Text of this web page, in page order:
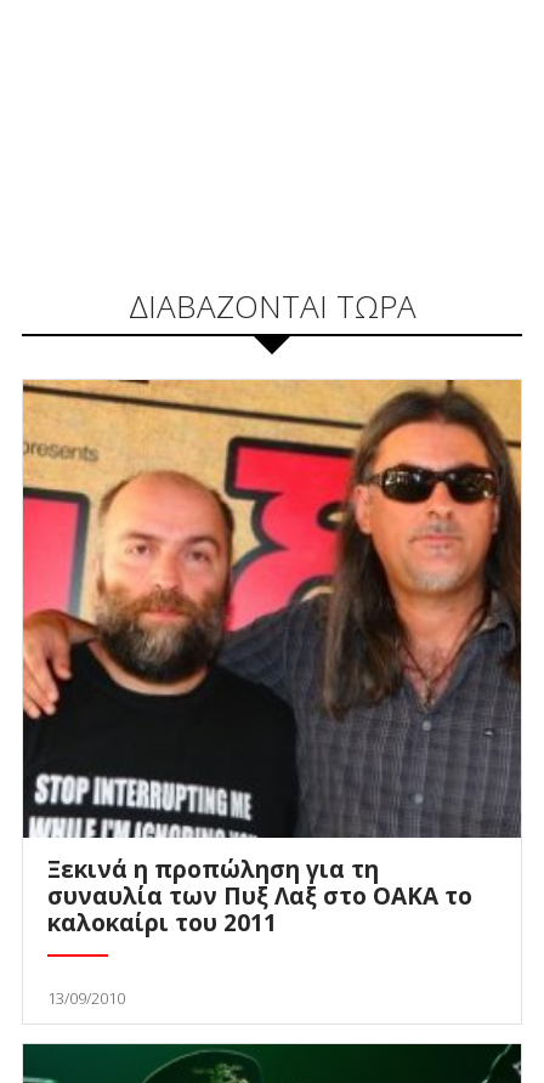
ΔΙΑΒΑΖΟΝΤΑΙ ΤΩΡΑ
Ξεκινά η προπώληση για τη
συναυλία των Πυξ Λαξ στο ΟΑΚΑ το
καλοκαίρι του 2011
13/09/2010